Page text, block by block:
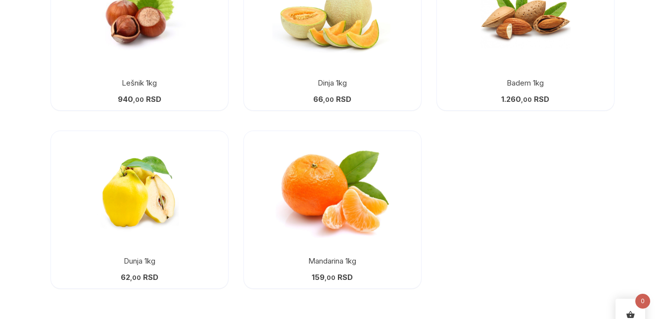
Lešnik 1kg
940 ,00 RSD
Dinja 1kg
66 ,00 RSD
Badem 1kg
1.260 ,00 RSD
Dunja 1kg
62,00 RSD
Mandarina 1kg
159 ,00 RSD
0